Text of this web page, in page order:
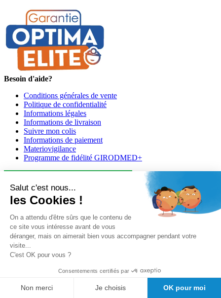
Besoin d'aide?
Conditions générales de vente
Politique de confidentialité
Informations légales
Informations de livraison
Suivre mon colis
Informations de paiement
Materiovigilance
Programme de fidélité GIRODMED+
Girodmedical est également présent dans 23 pays
Tous les dispositifs médicaux présentés sur ce site sont conformes
aux articlesL 5213-3du code de la santé publique et à l'arrêté du
faire l'objet d'une publicité auprès du public, ainsi qu'à l'article
être légalement promus et rendus accessibles au public.
Salut c'est nous...
les Cookies !
On a attendu d'être sûrs que le contenu de
ce site vous intéresse avant de vous
déranger, mais on aimerait bien vous accompagner pendant votre
visite...
C'est OK pour vous ?
Consentements certifiés par
Non merci Je choisis OK pour moi